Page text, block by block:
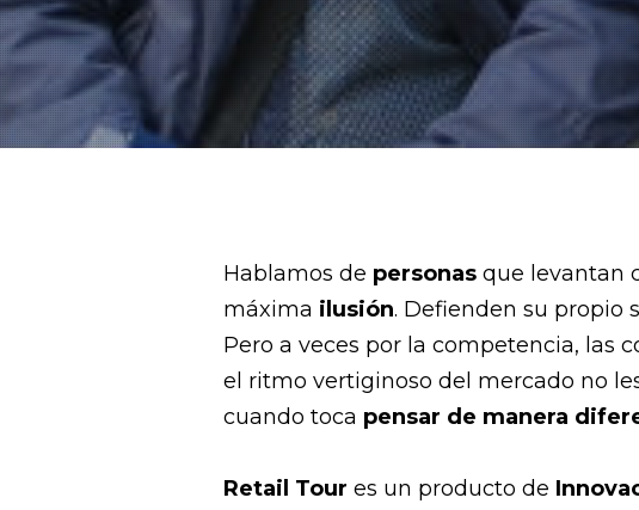
Hablamos de personas que levantan
máxima ilusión. Defienden su propio
Pero a veces por la competencia, las
el ritmo vertiginoso del mercado no
cuando toca pensar de manera
Retail Tour es un producto de